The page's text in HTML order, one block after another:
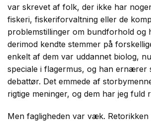
var skrevet af folk, der ikke har
fiskeri, fiskeriforvaltning eller de
problemstillinger om bundforhold og
derimod kendte stemmer på
enkelt af dem var uddannet biolog,
speciale i flagermus, og han ernærer
debattør. Det emmede af
rigtige meninger, og dem har jeg fuld
Men fagligheden var væk. Retorikken